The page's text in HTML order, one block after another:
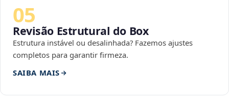
05
Revisão Estrutural do Box
Estrutura instável ou desalinhada? Fazemos ajustes
completos para garantir firmeza.
SAIBA MAIS